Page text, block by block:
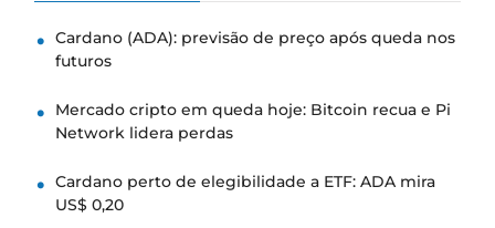
Cardano (ADA): previsão de preço após queda nos
futuros
Mercado cripto em queda hoje: Bitcoin recua e Pi
Network lidera perdas
Cardano perto de elegibilidade a ETF: ADA mira
US$ 0,20